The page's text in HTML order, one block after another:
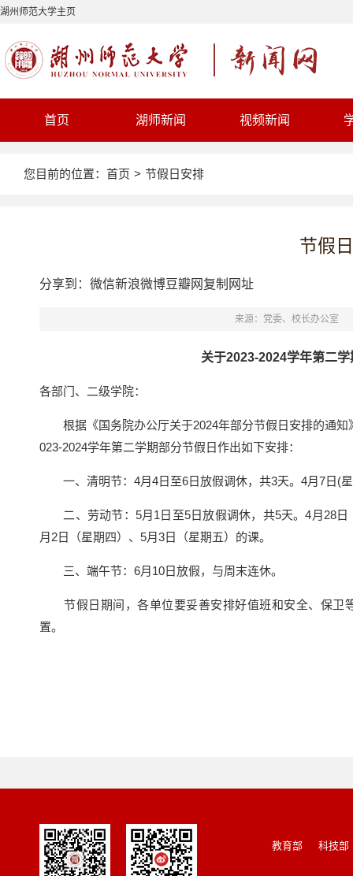
湖州师范大学主页
首页 湖师新闻 视频新闻
您目前的位置： 首页 > 节假日安排
节假
分享到： 微信新浪微博豆瓣网 复制网址
来源：党委、校长办公室
关于2023-2024学年第二
各部门、二级学院：
根据《国务院办公厅关于2024年部分节假日安排的通知
023-2024学年第二学期部分节假日作出如下安排：
一、清明节：4月4日至6日放假调休，共3天。4月7日(
二、劳动节：5月1日至5日放假调休，共5天。4月28日
月2日（星期四）、5月3日（星期五）的课。
三、端午节：6月10日放假，与周末连休。
节假日期间，各单位要妥善安排好值班和安全、保卫
置。
教育部 科技部